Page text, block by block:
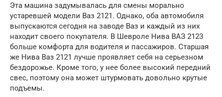
Эта машина задумывалась для смены морально
устаревшей модели Ваз 2121. Однако, оба автомобиля
выпускаются сегодня на заводе Ваз и каждый из них
находит своего покупателя. В Шевроле Нива ВАЗ 2123
больше комфорта для водителя и пассажиров. Старшая
же Нива Ваз 2121 лучше проявляет себя на серьезном
бездорожье. Кроме того, у нее более высокий передний
свес, поэтому она может штурмовать довольно крутые
подъемы.